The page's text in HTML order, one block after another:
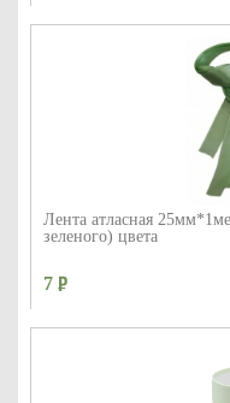
Лента атласная
зеленого) цвета
7